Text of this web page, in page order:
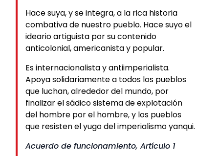
Hace suya, y se integra, a la rica historia
combativa de nuestro pueblo. Hace suyo el
ideario artiguista por su contenido
anticolonial, americanista y popular.
Es internacionalista y antiimperialista.
Apoya solidariamente a todos los pueblos
que luchan, alrededor del mundo, por
finalizar el sádico sistema de explotación
del hombre por el hombre, y los pueblos
que resisten el yugo del imperialismo yanqui.
Acuerdo de funcionamiento, Artículo 1